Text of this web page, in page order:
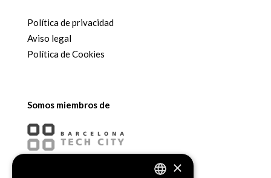
Política de privacidad
Aviso legal
Política de Cookies
Somos miembros de
×